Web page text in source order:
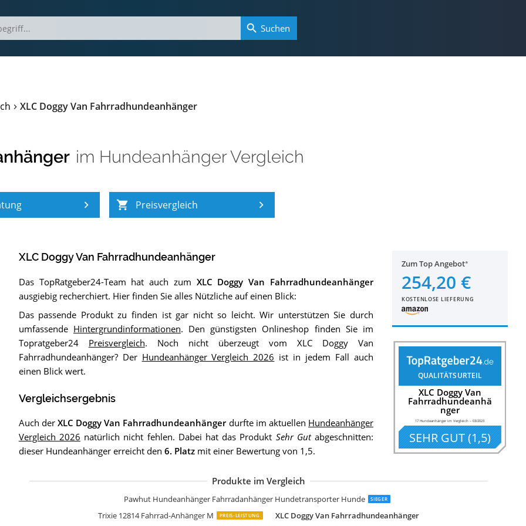
XLC Doggy Van Fahrradhundeanhänger
im Hundeanhänger Vergleich
Preisvergleich
Zum Top Angebot
254,20 €
KOSTENLOSE LIEFERUNG
QUALITÄTSURTEIL
XLC Doggy Van
Fahrradhundeanhä
nger
17 Hundeanhänger im Vergleich –03/2023
SEHR GUT(1,5)
XLC Doggy Van Fahrradhundeanhänger
Das TopRatgeber24-Team hat auch zum XLC Doggy Van Fahrradhundeanhänger
ausgiebig recherchiert. Hier finden Sie alles Nützliche auf einen Blick:
Das passende Produkt zu finden ist gar nicht so leicht. Wir unterstützen Sie durch
umfassende Hintergrundinformationen. Den günstigsten Onlineshop finden Sie im
Topratgeber24 Preisvergleich. Noch nicht überzeugt vom XLC Doggy Van
Fahrradhundeanhänger? Der Hundeanhänger Vergleich 2026 ist in jedem Fall auch
einen Blick wert.
Vergleichsergebnis
Auch derXLC Doggy Van Fahrradhundeanhängerdurfte im aktuellen Hundeanhänger
Vergleich 2026 natürlich nicht fehlen. Dabei hat das Produkt Sehr Gutabgeschnitten:
dieser Hundeanhänger erreicht den 6. Platzmit einer Bewertung von 1,5.
Produkte im Vergleich
Pawhut Hundeanhänger Fahrradanhänger Hundetransporter Hunde SIEGER
Trixie 12814 Fahrrad-Anhänger M PREIS-LEISTUNG
XLC Doggy Van Fahrradhundeanhänger
Trixie 12805 Fahrrad-Anhänger
Trixie Fahrrad-Anhänger
Papilioshop Argo Hundeanhänger Fahrradanhänger
Karlie Fahrradanhänger Doggy Liner 1
Pawhut Fahrradanhänger Haustier Hundeanhänger Wetterschutz
Blue Bird Hundeanhänger
Pawhut Hundeanhänger
Monz/Kranich Hundeanhänger
Blue Bird Mini-Hundeanhänger 12
Pawhut Hundeanhänger
Karlie Doggy Liner Economy
Karlie Doggy Liner Economy
Suchen